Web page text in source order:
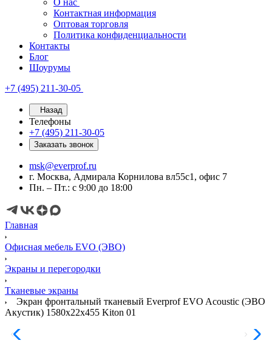
О нас
Контактная информация
Оптовая торговля
Политика конфиденциальности
Контакты
Блог
Шоурумы
+7 (495) 211-30-05
Назад
Телефоны
+7 (495) 211-30-05
Заказать звонок
msk@everprof.ru
г. Москва, Адмирала Корнилова вл55с1, офис 7
Пн. – Пт.: с 9:00 до 18:00
Главная
Офисная мебель EVO (ЭВО)
Экраны и перегородки
Тканевые экраны
Экран фронтальный тканевый Everprof EVO Acoustic (ЭВО
Акустик) 1580х22x455 Kiton 01